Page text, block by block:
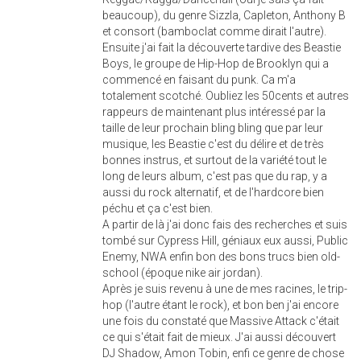
beaucoup), du genre Sizzla, Capleton, Anthony B
et consort (bamboclat comme dirait l'autre).
Ensuite j'ai fait la découverte tardive des Beastie
Boys, le groupe de Hip-Hop de Brooklyn qui a
commencé en faisant du punk. Ca m'a
totalement scotché. Oubliez les 50cents et autres
rappeurs de maintenant plus intéressé par la
taille de leur prochain bling bling que par leur
musique, les Beastie c'est du délire et de très
bonnes instrus, et surtout de la variété tout le
long de leurs album, c'est pas que du rap, y a
aussi du rock alternatif, et de l'hardcore bien
péchu et ça c'est bien.
A partir de là j'ai donc fais des recherches et suis
tombé sur Cypress Hill, géniaux eux aussi, Public
Enemy, NWA enfin bon des bons trucs bien old-
school (époque nike air jordan).
Après je suis revenu à une de mes racines, le trip-
hop (l'autre étant le rock), et bon ben j'ai encore
une fois du constaté que Massive Attack c'était
ce qui s'était fait de mieux. J'ai aussi découvert
DJ Shadow, Amon Tobin, enfi ce genre de chose